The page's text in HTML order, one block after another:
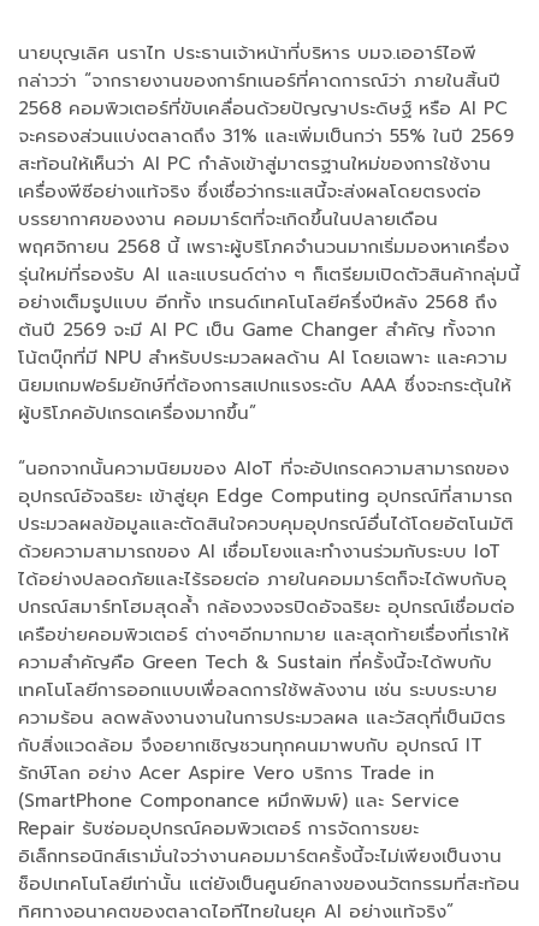
นายบุญเลิศ นราไท ประธานเจ้าหน้าที่บริหาร บมจ.เออาร์ไอพี
กล่าวว่า “จากรายงานของการ์ทเนอร์ที่คาดการณ์ว่า ภายในสิ้นปี
2568 คอมพิวเตอร์ที่ขับเคลื่อนด้วยปัญญาประดิษฐ์ หรือ AI PC
จะครองส่วนแบ่งตลาดถึง 31% และเพิ่มเป็นกว่า 55% ในปี 2569
สะท้อนให้เห็นว่า AI PC กำลังเข้าสู่มาตรฐานใหม่ของการใช้งาน
เครื่องพีซีอย่างแท้จริง ซึ่งเชื่อว่ากระแสนี้จะส่งผลโดยตรงต่อ
บรรยากาศของงาน คอมมาร์ตที่จะเกิดขึ้นในปลายเดือน
พฤศจิกายน 2568 นี้ เพราะผู้บริโภคจำนวนมากเริ่มมองหาเครื่อง
รุ่นใหม่ที่รองรับ AI และแบรนด์ต่าง ๆ ก็เตรียมเปิดตัวสินค้ากลุ่มนี้
อย่างเต็มรูปแบบ อีกทั้ง เทรนด์เทคโนโลยีครึ่งปีหลัง 2568 ถึง
ต้นปี 2569 จะมี AI PC เป็น Game Changer สำคัญ ทั้งจาก
โน้ตบุ๊กที่มี NPU สำหรับประมวลผลด้าน AI โดยเฉพาะ และความ
นิยมเกมฟอร์มยักษ์ที่ต้องการสเปกแรงระดับ AAA ซึ่งจะกระตุ้นให้
ผู้บริโภคอัปเกรดเครื่องมากขึ้น”
“นอกจากนั้นความนิยมของ AIoT ที่จะอัปเกรดความสามารถของ
อุปกรณ์อัจฉริยะ เข้าสู่ยุค Edge Computing อุปกรณ์ที่สามารถ
ประมวลผลข้อมูลและตัดสินใจควบคุมอุปกรณ์อื่นได้โดยอัตโนมัติ
ด้วยความสามารถของ AI เชื่อมโยงและทำงานร่วมกับระบบ IoT
ได้อย่างปลอดภัยและไร้รอยต่อ ภายในคอมมาร์ตก็จะได้พบกับอุ
ปกรณ์สมาร์ทโฮมสุดล้ำ กล้องวงจรปิดอัจฉริยะ อุปกรณ์เชื่อมต่อ
เครือข่ายคอมพิวเตอร์ ต่างๆอีกมากมาย และสุดท้ายเรื่องที่เราให้
ความสำคัญคือ Green Tech & Sustain ที่ครั้งนี้จะได้พบกับ
เทคโนโลยีการออกแบบเพื่อลดการใช้พลังงาน เช่น ระบบระบาย
ความร้อน ลดพลังงานงานในการประมวลผล และวัสดุที่เป็นมิตร
กับสิ่งแวดล้อม จึงอยากเชิญชวนทุกคนมาพบกับ อุปกรณ์ IT
รักษ์โลก อย่าง Acer Aspire Vero บริการ Trade in
(SmartPhone Componance หมึกพิมพ์) และ Service
Repair รับซ่อมอุปกรณ์คอมพิวเตอร์ การจัดการขยะ
อิเล็กทรอนิกส์เรามั่นใจว่างานคอมมาร์ตครั้งนี้จะไม่เพียงเป็นงาน
ช็อปเทคโนโลยีเท่านั้น แต่ยังเป็นศูนย์กลางของนวัตกรรมที่สะท้อน
ทิศทางอนาคตของตลาดไอทีไทยในยุค AI อย่างแท้จริง”